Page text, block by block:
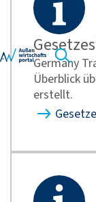
Germany
Überblick
erstellt.